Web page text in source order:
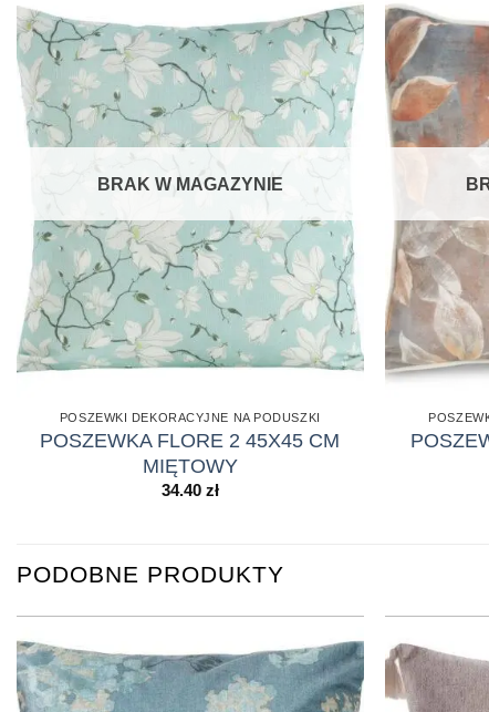
BRAK W MAGAZYNIE
POSZEWKI DEKORACYJNE NA PODUSZKI
POSZEWKA FLORE 2 45X45 CM
MIĘTOWY
34.40 zł
PODOBNE PRODUKTY